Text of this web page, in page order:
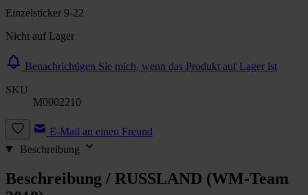
Einzelsticker 9-22
Nicht auf Lager
Benachrichtigen Sie mich, wenn das Produkt auf Lager ist
SKU
M0002210
E-Mail an einen Freund
Beschreibung
Beschreibung / RUSSLAND (WM-Team